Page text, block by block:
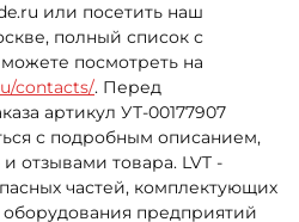
или посетить наш
полный список с
посмотреть на
contacts/. Перед
артикул УТ-00177907
с подробным описанием,
отзывами товара. LVT -
частей, комплектующих
предприятий